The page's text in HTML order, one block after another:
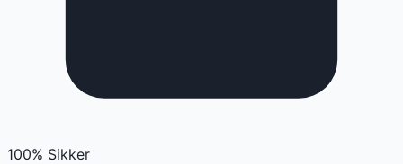
100% Sikker